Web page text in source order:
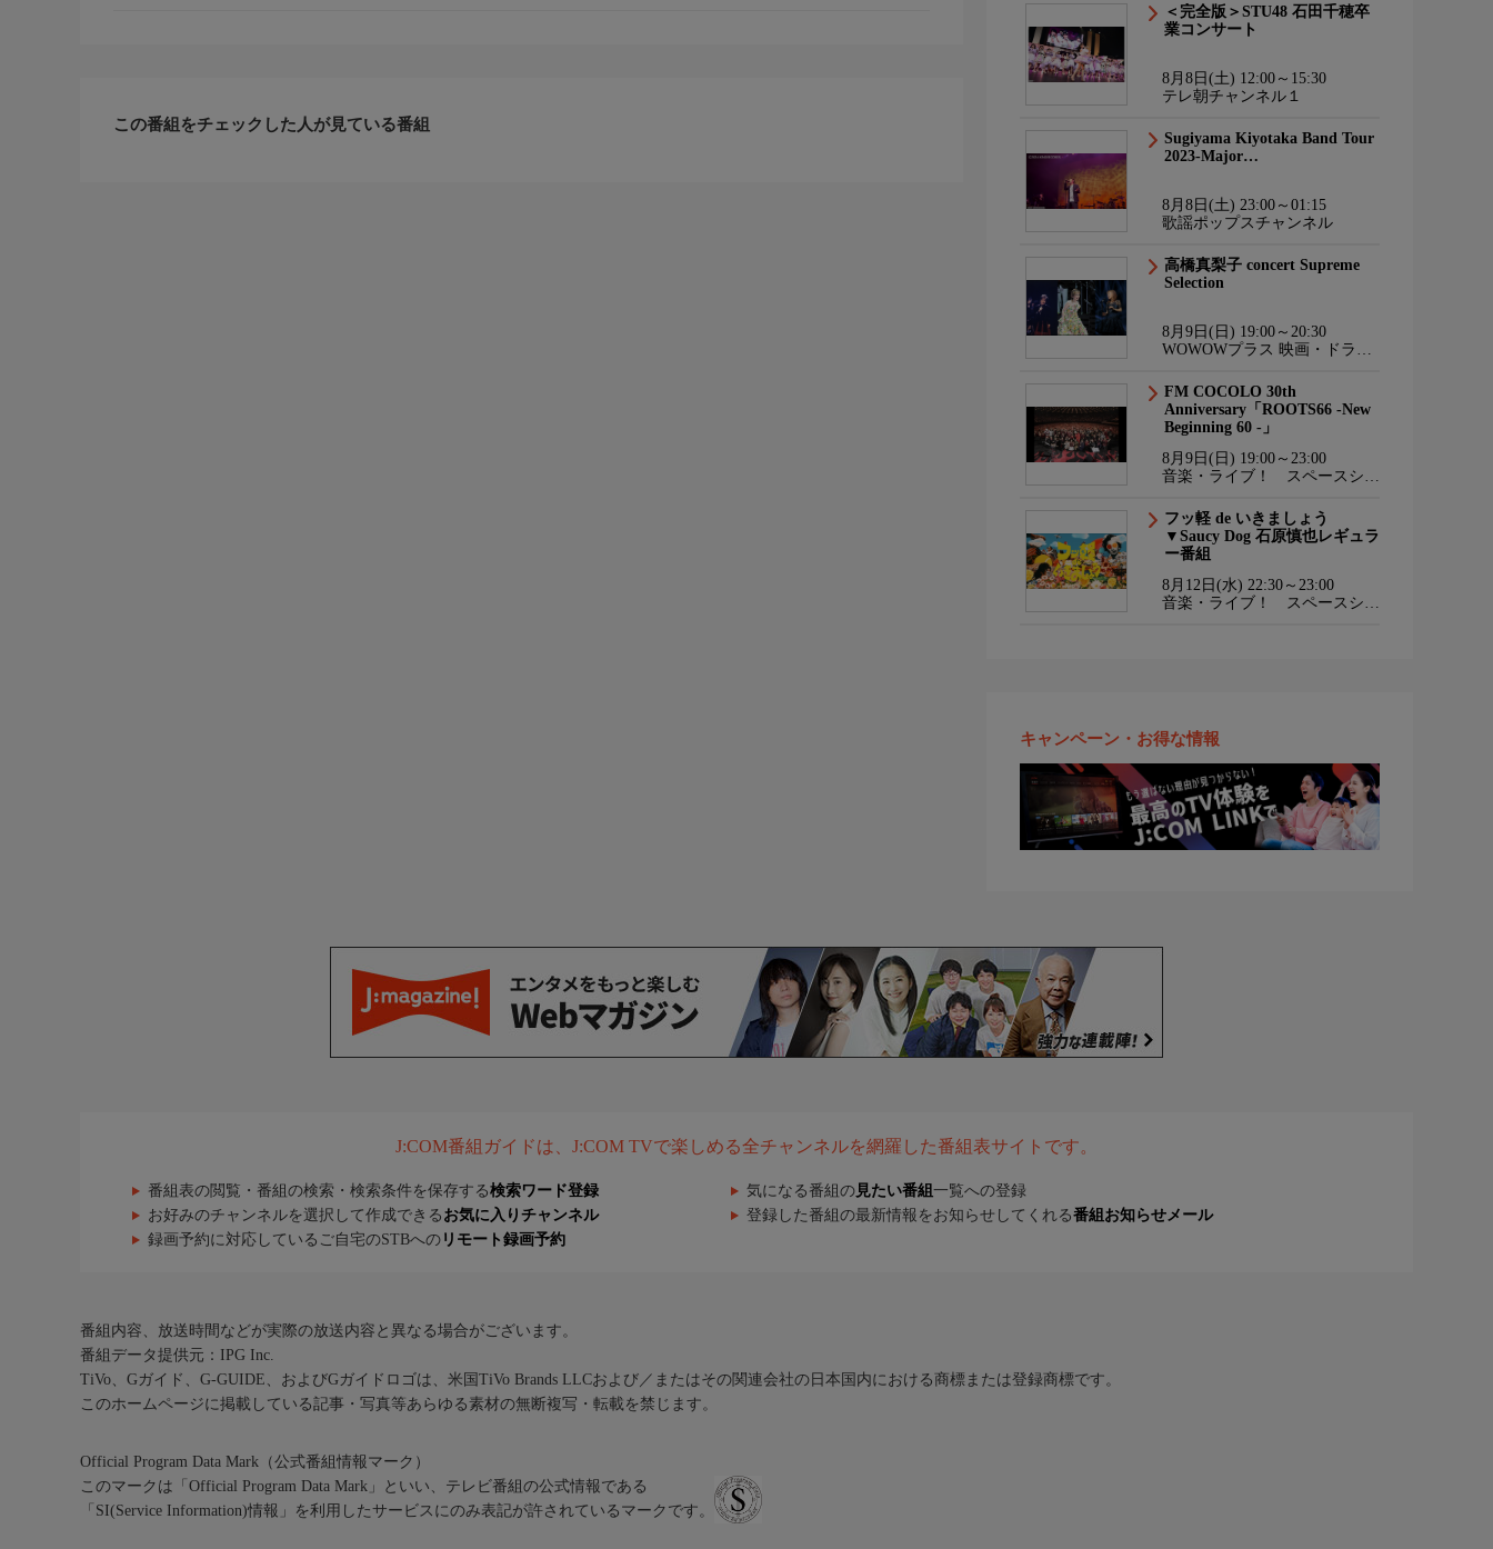
この番組をチェックした人が見ている番組
＜完全版＞STU48 石田千穂卒
業コンサート
8月8日(土) 12:00～15:30
テレ朝チャンネル１
Sugiyama Kiyotaka Band Tour
2023-Major…
8月8日(土) 23:00～01:15
歌謡ポップスチャンネル
高橋真梨子 concert Supreme
Selection
8月9日(日) 19:00～20:30
WOWOWプラス 映画・ドラ
FM COCOLO 30th
Anniversary「ROOTS66 -New
Beginning 60 -」
8月9日(日) 19:00～23:00
音楽・ライブ！ スペースシャ
フッ軽 de いきましょう
▼Saucy Dog 石原慎也レギュラ
ー番組
8月12日(水) 22:30～23:00
音楽・ライブ！ スペースシャ
キャンペーン・お得な情報
J:COM番組ガイドは、J:COM TVで楽しめる全チャンネルを網羅した番組表サイトです。
番組表の閲覧・番組の検索・検索条件を保存する検索ワード登録 気になる番組の 見たい番組 一覧への登録
お好みのチャンネルを選択して作成できる お気に入りチャンネル 登録した番組の最新情報をお知らせしてくれる番組お知らせメール
録画予約に対応しているご自宅のSTBへの リモート録画予約
番組内容、放送時間などが実際の放送内容と異なる場合がございます。
番組データ提供元：IPG Inc.
TiVo、Gガイド、G-GUIDE、およびGガイドロゴは、米国TiVo Brands LLCおよび／またはその関連会社の日本国内における商標または登録商標です。
このホームページに掲載している記事・写真等あらゆる素材の無断複写・転載を禁じます。
Official Program Data Mark（公式番組情報マーク）
このマークは「Official Program Data Mark」といい、テレビ番組の公式情報である
「SI(Service Information)情報」を利用したサービスにのみ表記が許されているマークです。